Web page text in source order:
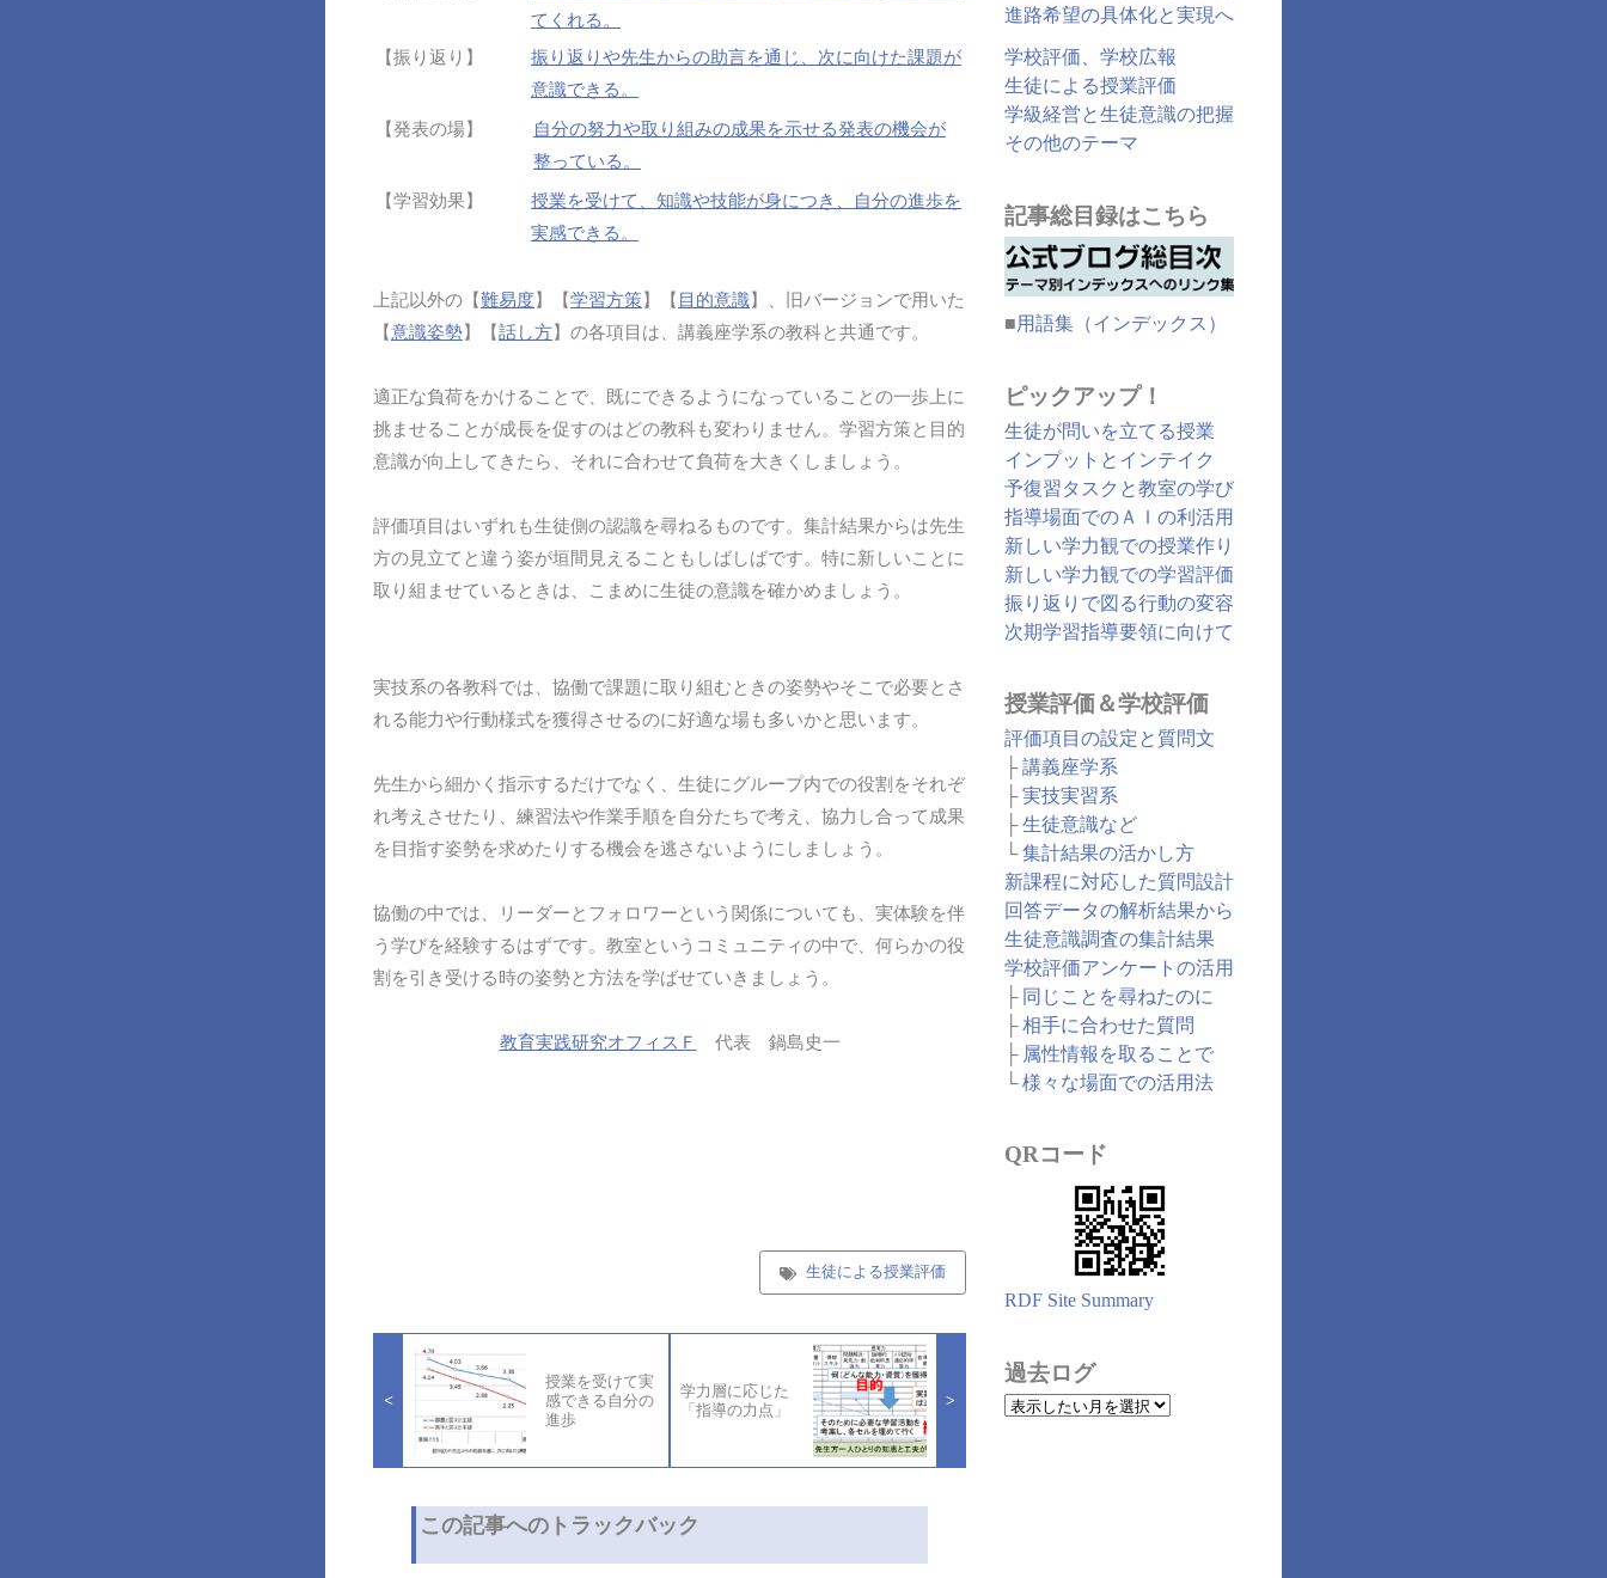
てくれる。
【振り返り】
振り返りや先生からの助言を通じ、次に向けた課題が
意識できる。
【発表の場】
自分の努力や取り組みの成果を示せる発表の機会が
整っている。
【学習効果】
授業を受けて、知識や技能が身につき、自分の進歩を
実感できる。
上記以外の【難易度】【学習方策】【 目的意識】、旧バージョンで用いた
【意識姿勢】【話し方】の各項目は、講義座学系の教科と共通です。
適正な負荷をかけることで、既にできるようになっていることの一歩上に
挑ませることが成長を促すのはどの教科も変わりません。学習方策と目的
意識が向上してきたら、それに合わせて負荷を大きくしましょう。
評価項目はいずれも生徒側の認識を尋ねるものです。集計結果からは先生
方の見立てと違う姿が垣間見えることもしばしばです。特に新しいことに
取り組ませているときは、こまめに生徒の意識を確かめましょう。
実技系の各教科では、協働で課題に取り組むときの姿勢やそこで必要とさ
れる能力や行動様式を獲得させるのに好適な場も多いかと思います。
先生から細かく指示するだけでなく、生徒にグループ内での役割をそれぞ
れ考えさせたり、練習法や作業手順を自分たちで考え、協力し合って成果
を目指す姿勢を求めたりする機会を逃さないようにしましょう。
協働の中では、リーダーとフォロワーという関係についても、実体験を伴
う学びを経験するはずです。教室というコミュニティの中で、何らかの役
割を引き受ける時の姿勢と方法を学ばせていきましょう。
教育実践研究オフィスＦ 代表 鍋島史一
生徒による授業評価
ビ
シ
<
授業を受けて実
感できる自分の
進歩
学力層に応じた
「指導の力点」
>
この記事へのトラックバック
進路希望の具体化と実現へ
学校評価、学校広報
生徒による授業評価
学級経営と生徒意識の把握
その他のテーマ
記事総目録はこちら
■用語集（インデックス）
ピックアップ！
生徒が問いを立てる授業
インプットとインテイク
予復習タスクと教室の学び
指導場面でのＡＩの利活用
新しい学力観での授業作り
新しい学力観での学習評価
振り返りで図る行動の変容
次期学習指導要領に向けて
授業評価＆学校評価
評価項目の設定と質問文
├講義座学系
├実技実習系
├生徒意識など
└集計結果の活かし方
新課程に対応した質問設計
回答データの解析結果から
生徒意識調査の集計結果
学校評価アンケートの活用
├ 同じことを尋ねたのに
├相手に合わせた質問
├ 属性情報を取ることで
└様々な場面での活用法
QRコード
RDF Site Summary
過去ログ